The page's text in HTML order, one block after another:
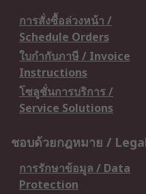
การสั่งซื้อล่วงหน้า /
Schedule Orders
ใบกำกับภาษี / Invoice
Instructions
โซลูชั่นการบริการ /
Service Solutions
ชอบด้วยกฎหมาย /
การรักษาข้อมูล / Data
Protection